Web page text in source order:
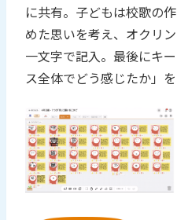
に共有。子どもは校歌の
めた思いを考え、オクリ
一文字で記入。最後にキ
ス全体でどう感じたか」を